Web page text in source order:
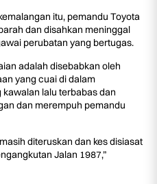
itu, pemandu Toyota
dan disahkan meninggal
perubatan yang bertugas.
adalah disebabkan oleh
yang cuai di dalam
lalu terbabas dan
dan merempuh pemandu
diteruskan dan kes disiasat
Jalan 1987,”